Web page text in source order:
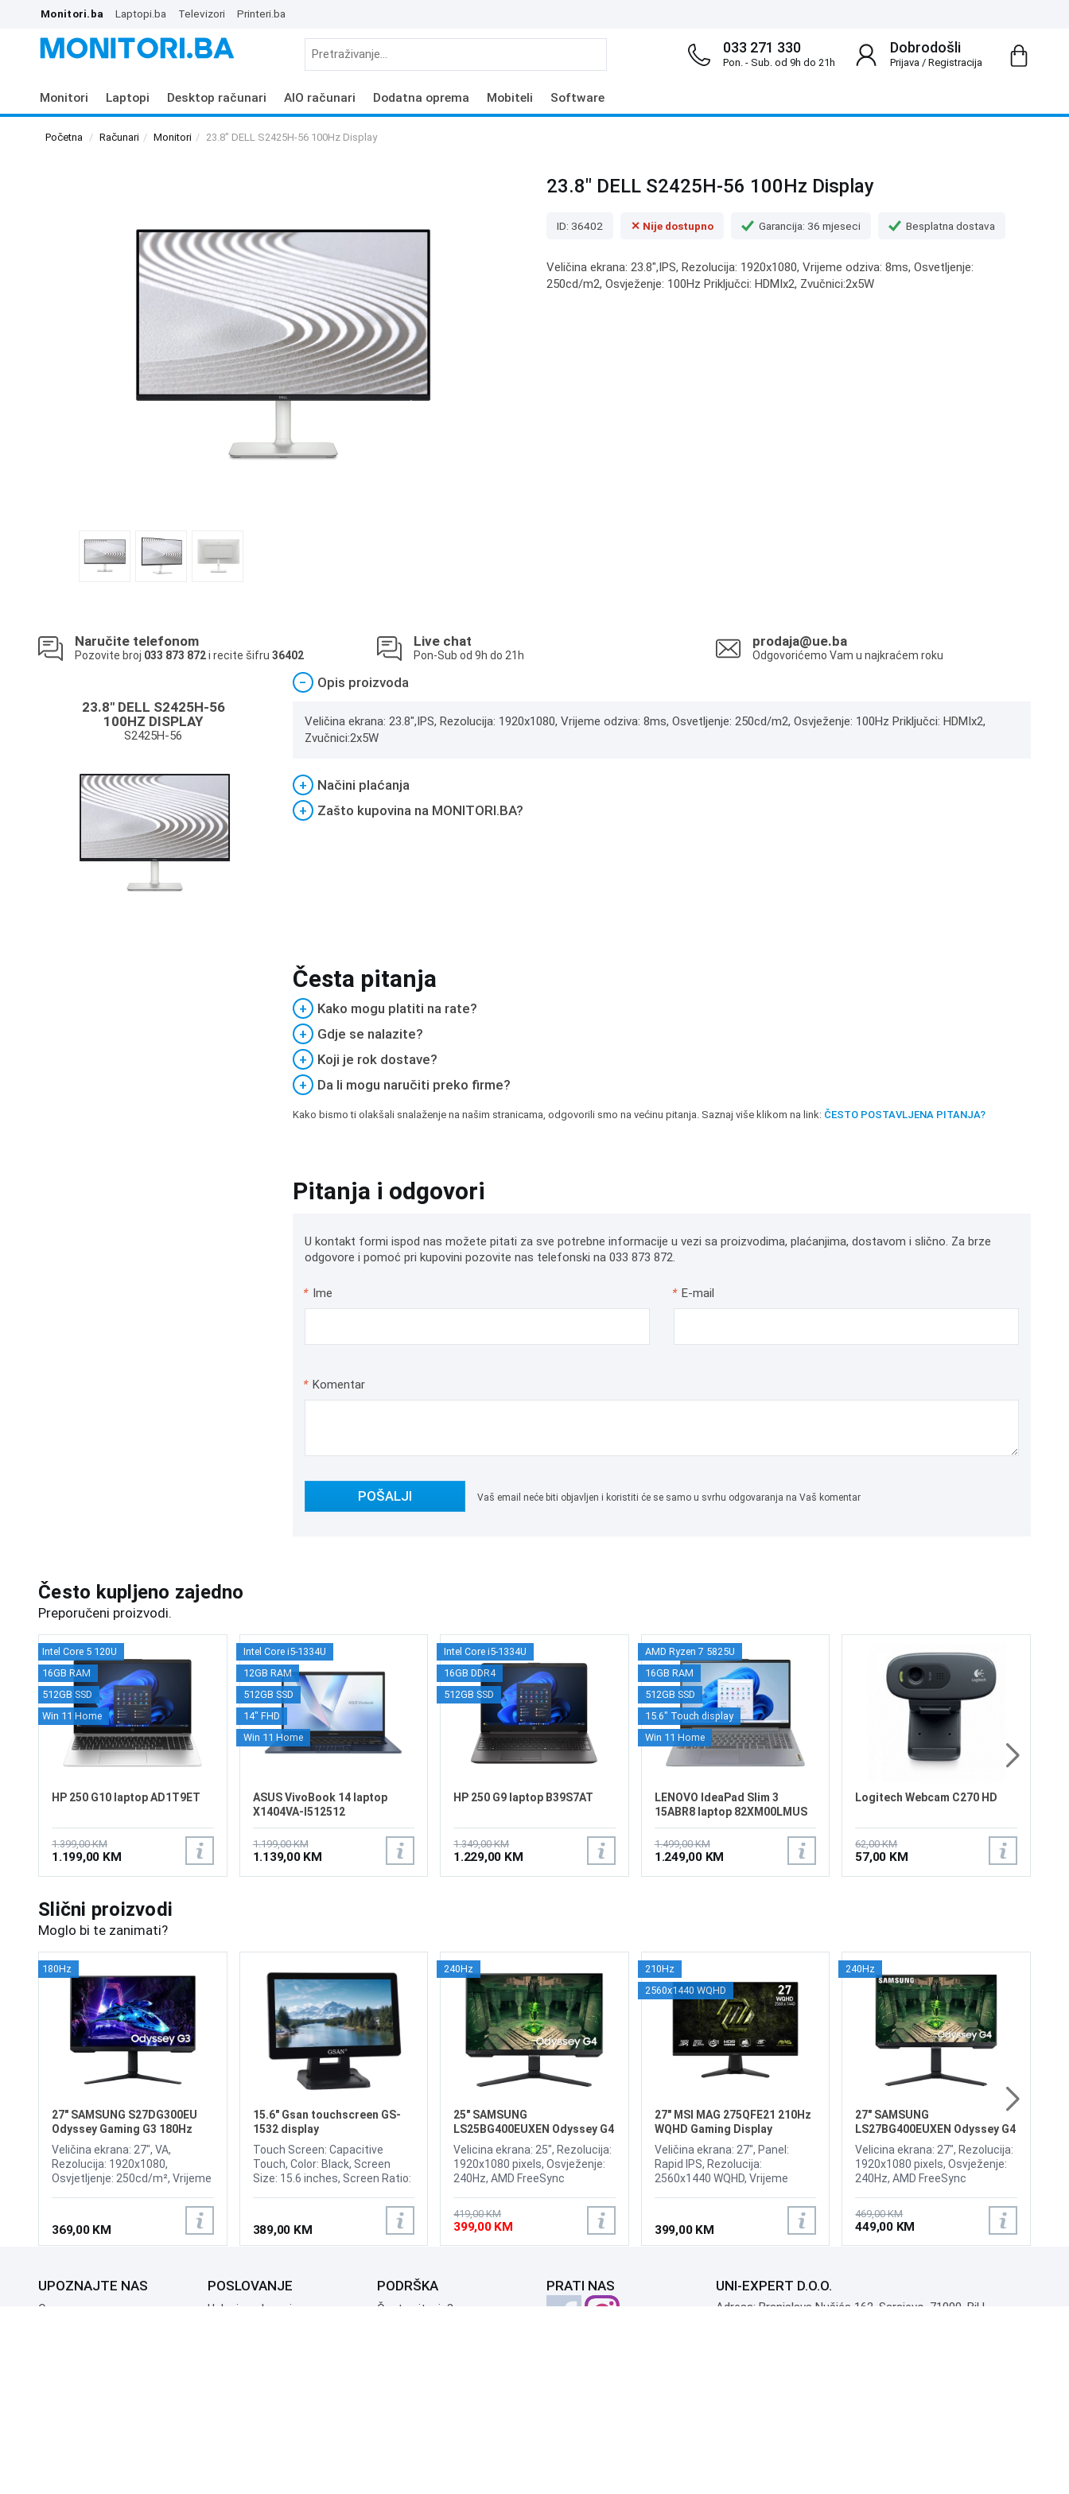
Monitori.ba Laptopi.ba Televizori Printeri.ba
Dobrodošli
Prijava/ Registracija
033 271 330
Pon. - Sub. od 9h do 21h
Monitori Laptopi Desktop računari AIO računari Dodatna oprema Mobiteli Software
Početna Računari Monitori 23.8" DELL S2425H-56 100Hz Display
23.8" DELL S2425H-56 100Hz Display
ID: 36402 ✕ Nije dostupno Garancija: 36 mjeseci Besplatna dostava
Veličina ekrana: 23.8",IPS, Rezolucija: 1920x1080, Vrijeme odziva: 8ms, Osvetljenje:
250cd/m2, Osvježenje: 100Hz Priključci: HDMIx2, Zvučnici:2x5W
Naručite telefonom
Pozovite broj 033 873 872i recite šifru 36402
Live chat
Pon-Sub od 9h do 21h
prodaja@ue.ba
Odgovorićemo Vam u najkraćem roku
23.8" DELL S2425H-56
100HZ DISPLAY
S2425H-56
− Opis proizvoda
Veličina ekrana: 23.8",IPS, Rezolucija: 1920x1080, Vrijeme odziva: 8ms, Osvetljenje: 250cd/m2, Osvježenje: 100Hz Priključci: HDMIx2,
Zvučnici:2x5W
+
Načini plaćanja
+
Zašto kupovina na MONITORI.BA?
Česta pitanja
+
Kako mogu platiti na rate?
+
Gdje se nalazite?
+
Koji je rok dostave?
+
Da li mogu naručiti preko firme?
Kako bismo ti olakšali snalaženje na našim stranicama, odgovorili smo na većinu pitanja. Saznaj više klikom na link: ČESTO POSTAVLJENA PITANJA?
Pitanja i odgovori
U kontakt formi ispod nas možete pitati za sve potrebne informacije u vezi sa proizvodima, plaćanjima, dostavom i slično. Za brze
odgovore i pomoć pri kupovini pozovite nas telefonski na 033 873 872.
* Ime * E-mail
* Komentar
POŠALJI Vaš email neće biti objavljen i koristiti će se samo u svrhu odgovaranja na Vaš komentar
Često kupljeno zajedno
Preporučeni proizvodi.
Intel Core 5 120U
16GB RAM
512GB SSD
Win 11 Home
HP 250 G10 laptop AD1T9ET
1.399,00 KM
1.199,00 KM
Intel Core i5-1334U
12GB RAM
512GB SSD
14" FHD
Win 11 Home
ASUS VivoBook 14 laptop
X1404VA-I512512
1.199,00 KM
1.139,00 KM
Intel Core i5-1334U
16GB DDR4
512GB SSD
HP 250 G9 laptop B39S7AT
1.349,00 KM
1.229,00 KM
AMD Ryzen 7 5825U
16GB RAM
512GB SSD
15.6" Touch display
Win 11 Home
LENOVO IdeaPad Slim 3
15ABR8 laptop 82XM00LMUS
1.499,00 KM
1.249,00 KM
Logitech Webcam C270 HD
62,00 KM
57,00 KM
Slični proizvodi
Moglo bi te zanimati?
180Hz
27" SAMSUNG S27DG300EU
Odyssey Gaming G3 180Hz
Display
Veličina ekrana: 27", VA,
Rezolucija: 1920x1080,
Osvjetljenje: 250cd/m², Vrijeme
180Hz, FreeSync, Kontrast:
DisplayPort 1.4
369,00 KM
15.6" Gsan touchscreen GS-
1532 display
Touch Screen: Capacitive
Touch, Color: Black, Screen
Size: 15.6 inches, Screen Ratio:
Resolution): 1366*768, Input
Power: 12V, 3.0A, Input Signal:
VGA, Multimedia interface, DC.
389,00 KM
240Hz
25" SAMSUNG
LS25BG400EUXEN Odyssey G4
240Hz Display
Velicina ekrana: 25", Rezolucija:
1920x1080 pixels, Osvježenje:
240Hz, AMD FreeSync
Vrijeme odziva: 1ms, Priključci:
2xHDMI, Displayport
419,00 KM
399,00 KM
210Hz
2560x1440 WQHD
27" MSI MAG 275QFE21 210Hz
WQHD Gaming Display
Veličina ekrana: 27", Panel:
Rapid IPS, Rezolucija:
2560x1440 WQHD, Vrijeme
210Hz VESA DsiplayHDR 400,
Adaptive-Sync, Brightness: 300
cd/m2, Priključci: 2xHDMI 2.0b,
1xDP 1.4a
399,00 KM
240Hz
27" SAMSUNG
LS27BG400EUXEN Odyssey G4
240Hz Display
Velicina ekrana: 27", Rezolucija:
1920x1080 pixels, Osvježenje:
240Hz, AMD FreeSync
Vrijeme odziva: 1ms, Priključci:
2xHDMI, Displayport 1.2
469,00 KM
449,00 KM
UPOZNAJTE NAS
O nama
POSLOVANJE
Uslovi poslovanja
PODRŠKA
Česta pitanja?
PRATI NAS UNI-EXPERT D.O.O.
Adresa: Branislava Nušića 162, Sarajevo, 71000, BiH